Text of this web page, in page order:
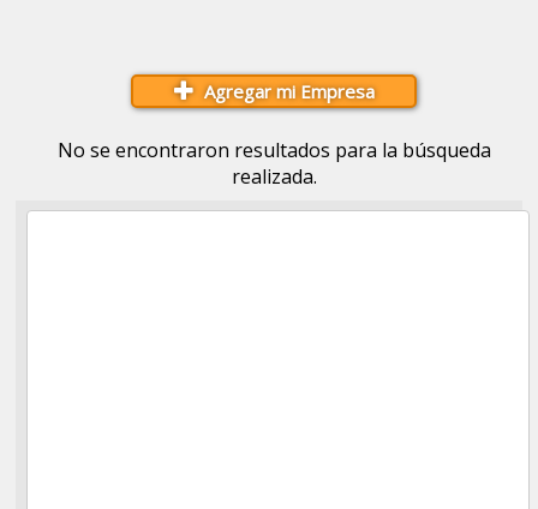
Agregar mi Empresa
No se encontraron resultados para la búsqueda
realizada.